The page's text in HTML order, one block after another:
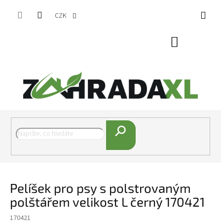
CZK
Hledat
Pelíšek pro psy s polstrovaným
polštářem velikost L černý 170421
170421